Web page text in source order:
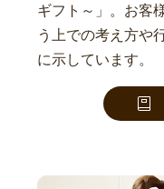
ギフト～」。お客
う上での考え方や
に示しています。